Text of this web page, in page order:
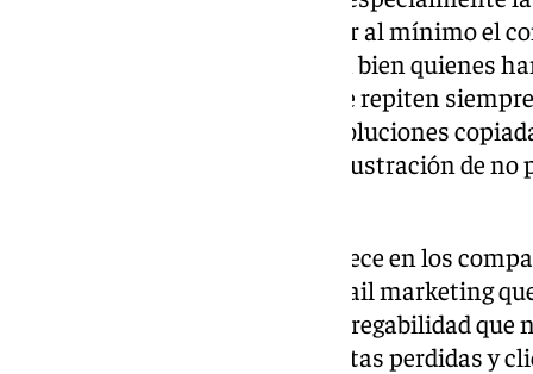
(SaaS), han apostado por reducir al mínimo el
técnico. El resultado lo conocen bien quienes
problema urgente: chatbots que repiten
que tardan días en atenderse, soluciones
situación real y, sobre todo, la frustración de
Ese coste, que pocas veces aparece en los
y medible. Una campaña de email marketing
funcionar o un problema de entregabilidad que
traducirse directamente en ventas perdidas y